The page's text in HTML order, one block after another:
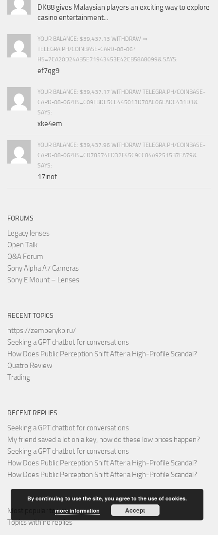
DK88 gives Malaysian players an exciting way to explore
casino entertainment...
YOUR BALANCE: $39,437.13 WITHDRAW ⇒
TELEGRA.PH/COINBASE-CARD-08-06?
HS=7CA20D24AB5E71943453E42CB58A8099& SAYS:
ef7qg9
YOUR BALANCE: $39,437.17 WITHDRAW TELEGRA.PH/COINBASE-
CARD-08-06?HS=C09FBDE5CE445013D70AC06EADC431D1&
SAYS:
xke4em
YOUR BALANCE: $39,437.96 WITHDRAW TELEGRA.PH/COINBASE-
CARD-08-06?HS=CD78574ED32F45C9CC84A92515B7EA79&
SAYS:
17inof
FORUMS
Legacy lenses
Open Talk
Q&A Forum
Sony Alpha A7 Cameras
Sony E Mount – Lenses
RECENT TOPICS
https://zemberykp.ru/
Seeking a GPT chatbot for conversations
How Does Public Perception Shift After a High-Profile Scandal?
Quatro Review
Trading
RECENT REPLIES
Seeking a GPT chatbot for conversations
My friend saved a lot on a key, how do these low prices happen?
Seeking a GPT chatbot for conversations
How Does Public Perception Shift After a High-Profile Scandal?
How Does Public Perception Shift After a High-Profile Scandal?
Most popular topics
Topics with no replies
By continuing to use the site, you agree to the use of cookies.
more information
Accept